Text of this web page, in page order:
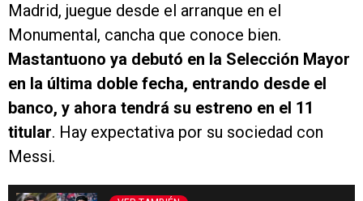
Madrid, juegue desde el arranque en el
Monumental, cancha que conoce bien.
Mastantuono ya debutó en la Selección Mayor
en la última doble fecha, entrando desde el
banco, y ahora tendrá su estreno en el 11
titular. Hay expectativa por su sociedad con
Messi.